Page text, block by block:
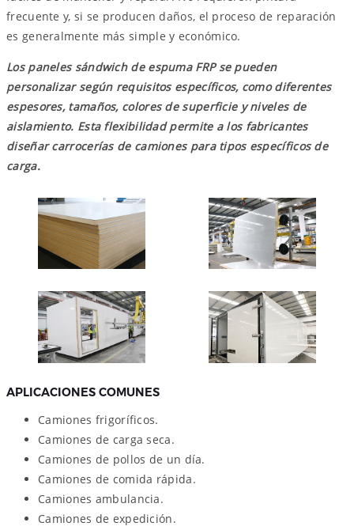
frecuente y, si se producen daños, el proceso de reparación
es generalmente más simple y económico.
Los paneles sándwich de espuma FRP se pueden
personalizar según requisitos específicos, como diferentes
espesores, tamaños, colores de superficie y niveles de
aislamiento. Esta flexibilidad permite a los fabricantes
diseñar carrocerías de camiones para tipos específicos de
carga.
APLICACIONES COMUNES
Camiones frigoríficos.
Camiones de carga seca.
Camiones de pollos de un día.
Camiones de comida rápida.
Camiones ambulancia.
Camiones de expedición.